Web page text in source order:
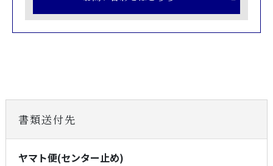
書類送付先
ヤマト便(センター止め)